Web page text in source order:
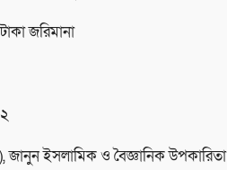
জরিমানা
জানুন ইসলামিক ও বৈজ্ঞানিক উপকারিতা